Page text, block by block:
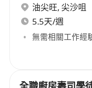
油尖旺, 尖沙咀
5.5天/週
無需相關工作經